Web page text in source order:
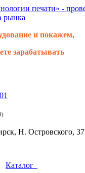
и покажем,
зарабатывать
Н. Островского, 37
Каталог